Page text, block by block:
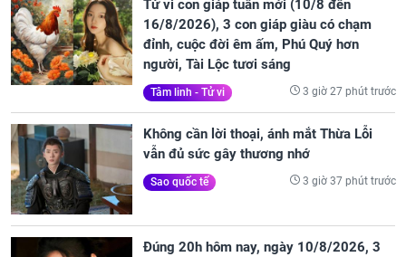
Tử vi con giáp tuần mới (10/8 đến
16/8/2026), 3 con giáp giàu có chạm
đỉnh, cuộc đời êm ấm, Phú Quý hơn
người, Tài Lộc tươi sáng
Tâm linh - Tử vi 3 giờ 27 phút trước
Không cần lời thoại, ánh mắt Thừa Lỗi
vẫn đủ sức gây thương nhớ
Sao quốc tế 3 giờ 37 phút trước
Đúng 20h hôm nay, ngày 10/8/2026, 3